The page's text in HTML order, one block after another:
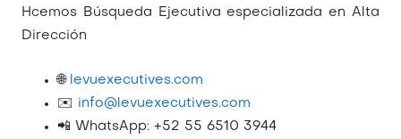
Hcemos Búsqueda Ejecutiva especializada en Alta
Dirección
🌐 levuexecutives.com
✉️ info@levuexecutives.com
📲 WhatsApp: +52 55 6510 3944